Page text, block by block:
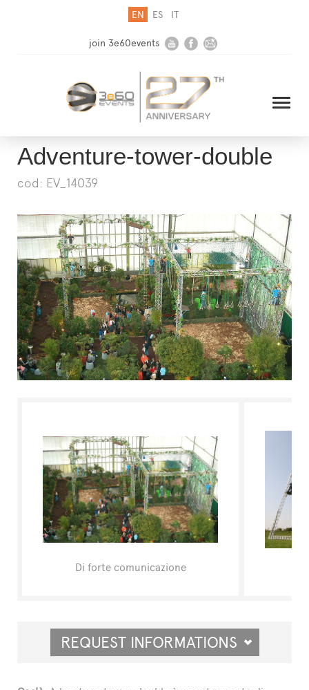
EN ES IT
join 3e60events
HOME
COMPANY
SOLUTIONS
MEDIA
NEWSLETTER
CONTACT US
FAQ
Adventure-tower-double
cod: EV_14039
Di forte comunicazione
REQUEST INFORMATIONS